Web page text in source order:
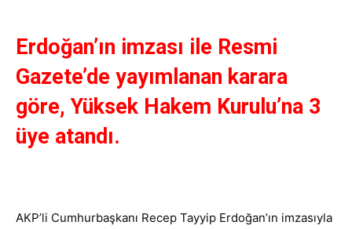
Erdoğan’ın imzası ile Resmi
Gazete’de yayımlanan karara
göre, Yüksek Hakem Kurulu’na 3
üye atandı.
AKP’li Cumhurbaşkanı Recep Tayyip Erdoğan’ın imzasıyla